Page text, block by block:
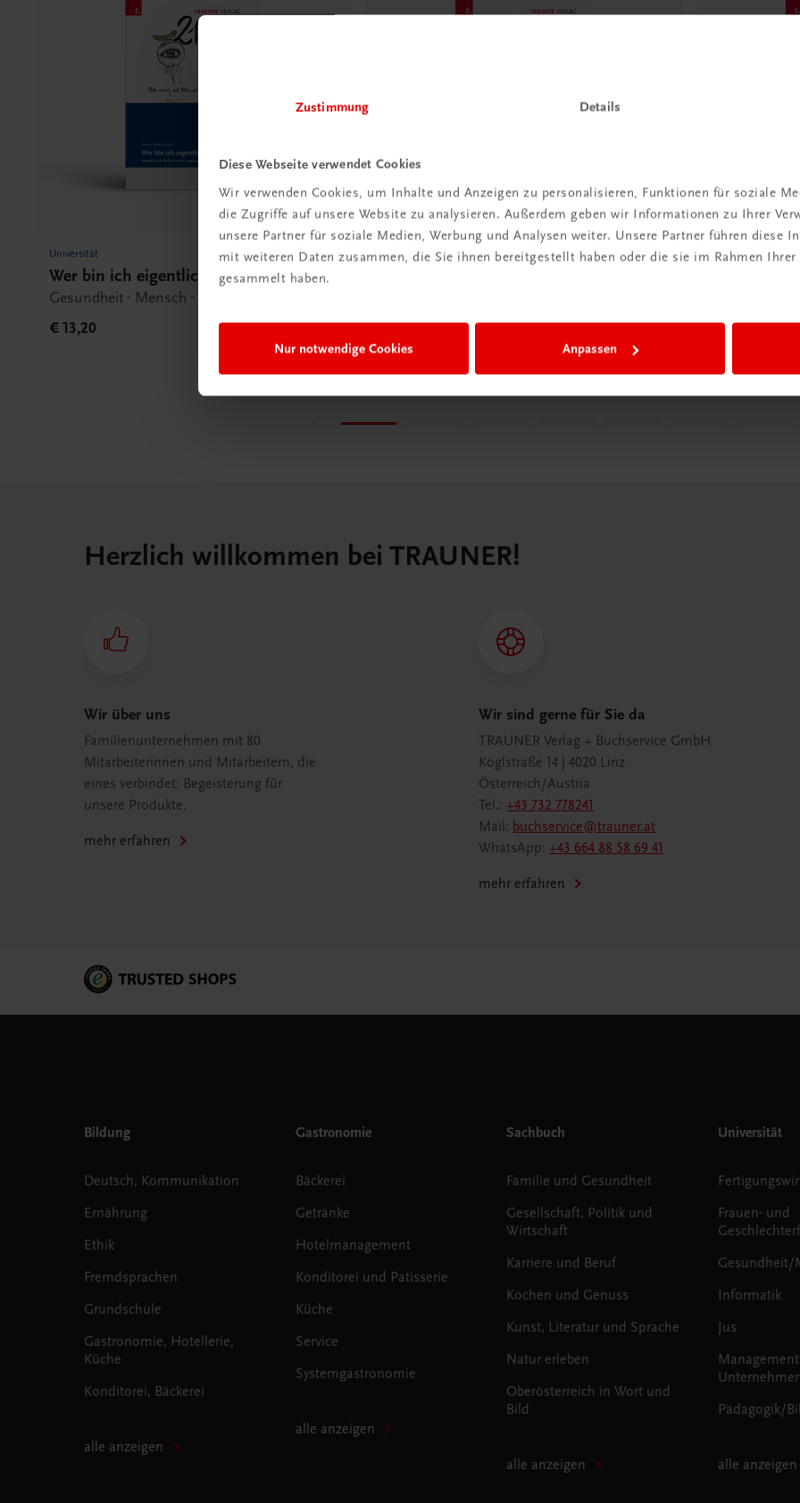
Zustimmung Details
Diese Webseite verwendet Cookies
Wir verwenden Cookies, um Inhalte und Anzeigen zu personalisieren, Funktionen für soziale
die Zugriffe auf unsere Website zu analysieren. Außerdem geben wir Informationen zu Ihrer
unsere Partner für soziale Medien, Werbung und Analysen weiter. Unsere Partner führen diese
mit weiteren Daten zusammen, die Sie ihnen bereitgestellt haben oder die sie im Rahmen
gesammelt haben.
Nur notwendige Cookies Anpassen
Universität
Wer bin ich eigentlich?
Gesundheit - Mensch - Gesellschaft, Band 21
€ 13,20
Universität
€ 29,00
Universität
Herzlich willkommen bei TRAUNER!
Wir über uns
Familienunternehmen mit 80
Mitarbeiterinnen und Mitarbeitern, die
eines verbindet: Begeisterung für
unsere Produkte.
mehr erfahren
Wir sind gerne für Sie da
TRAUNER Verlag + Buchservice GmbH
Köglstraße 14 | 4020 Linz
Österreich/Austria
Tel.:+43 732 778241
Mail: buchservice@trauner.at
WhatsApp:+43 664 88 58 69 41
mehr erfahren
Bildung
Deutsch, Kommunikation
Ernährung
Ethik
Fremdsprachen
Grundschule
Gastronomie, Hotellerie,
Küche
Konditorei, Bäckerei
alle anzeigen
Gastronomie
Bäckerei
Getränke
Hotelmanagement
Konditorei und Patisserie
Küche
Service
Systemgastronomie
alle anzeigen
Sachbuch
Familie und Gesundheit
Gesellschaft, Politik und
Wirtschaft
Karriere und Beruf
Kochen und Genuss
Kunst, Literatur und Sprache
Natur erleben
Oberösterreich in Wort und
Bild
alle anzeigen
Universität
Frauen- und
Gesundheit/
Informatik
Jus
Pädagogik/
alle anzeigen